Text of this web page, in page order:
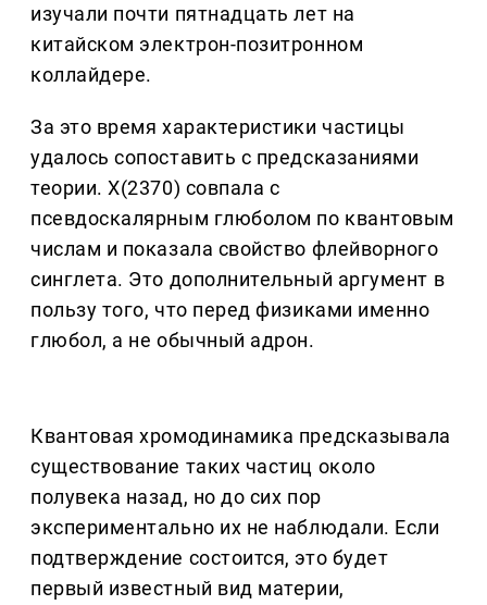
изучали почти пятнадцать лет на
китайском электрон-позитронном
коллайдере.
За это время характеристики частицы
удалось сопоставить с предсказаниями
теории. X(2370) совпала с
псевдоскалярным глюболом по квантовым
числам и показала свойство флейворного
синглета. Это дополнительный аргумент в
пользу того, что перед физиками именно
глюбол, а не обычный адрон.
Квантовая хромодинамика предсказывала
существование таких частиц около
полувека назад, но до сих пор
экспериментально их не наблюдали. Если
подтверждение состоится, это будет
первый известный вид материи,